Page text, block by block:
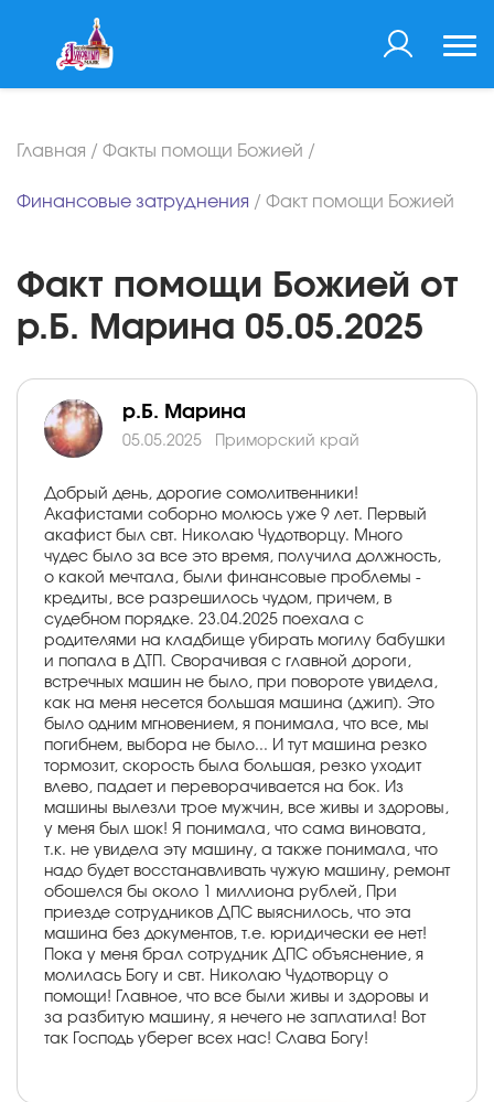
Главная / Факты помощи Божией /
Финансовые затруднения / Факт помощи Божией
Факт помощи Божией от
р.Б. Марина 05.05.2025
р.Б. Марина
05.05.2025 Приморский край
Добрый день, дорогие сомолитвенники!
Акафистами соборно молюсь уже 9 лет. Первый
акафист был свт. Николаю Чудотворцу. Много
чудес было за все это время, получила должность,
о какой мечтала, были финансовые проблемы -
кредиты, все разрешилось чудом, причем, в
судебном порядке. 23.04.2025 поехала с
родителями на кладбище убирать могилу бабушки
и попала в ДТП. Сворачивая с главной дороги,
встречных машин не было, при повороте увидела,
как на меня несется большая машина (джип). Это
было одним мгновением, я понимала, что все, мы
погибнем, выбора не было... И тут машина резко
тормозит, скорость была большая, резко уходит
влево, падает и переворачивается на бок. Из
машины вылезли трое мужчин, все живы и здоровы,
у меня был шок! Я понимала, что сама виновата,
т.к. не увидела эту машину, а также понимала, что
надо будет восстанавливать чужую машину, ремонт
обошелся бы около 1 миллиона рублей, При
приезде сотрудников ДПС выяснилось, что эта
машина без документов, т.е. юридически ее нет!
Пока у меня брал сотрудник ДПС объяснение, я
молилась Богу и свт. Николаю Чудотворцу о
помощи! Главное, что все были живы и здоровы и
за разбитую машину, я нечего не заплатила! Вот
так Господь уберег всех нас! Слава Богу!